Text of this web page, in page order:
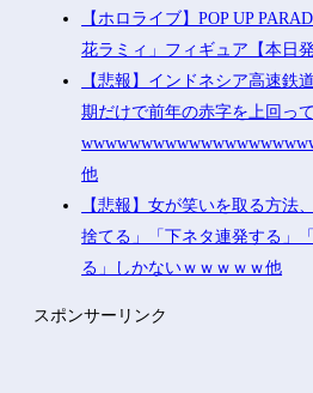
【ホロライブ】POP UP
花ラミィ」フィギュア【本日
【悲報】インドネシア高速鉄
期だけで前年の赤字を上回っ
他
【悲報】女が笑いを取る方法
捨てる」「下ネタ連発する」
る」しかないｗｗｗｗｗ他
スポンサーリンク